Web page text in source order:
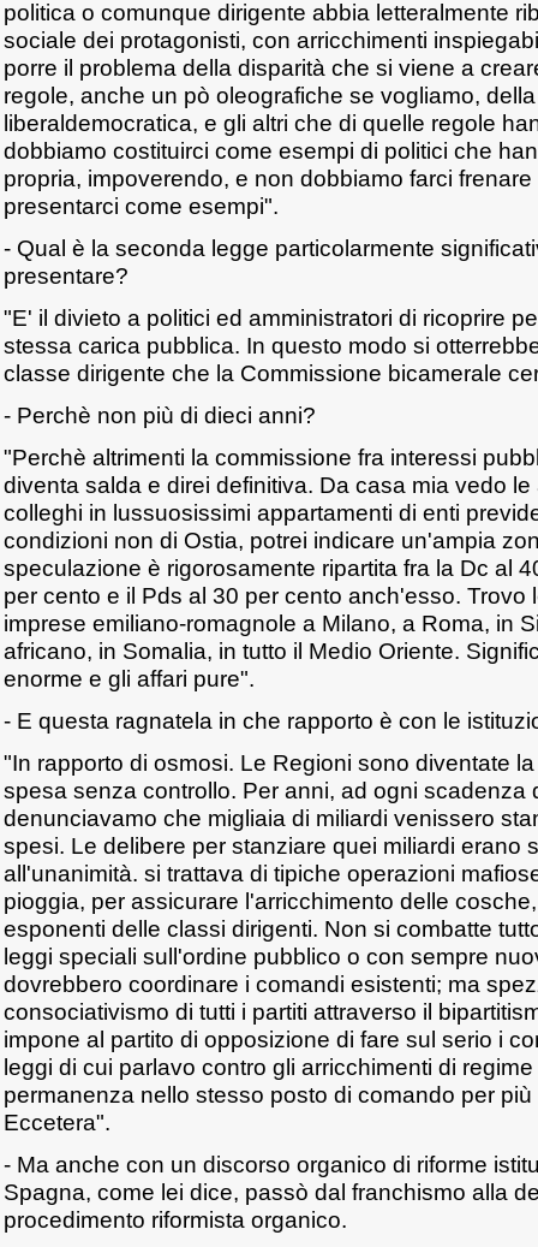
politica o comunque dirigente abbia letteralmente
sociale dei protagonisti, con arricchimenti
porre il problema della disparità che si viene a
regole, anche un pò oleografiche se vogliamo,
liberaldemocratica, e gli altri che di quelle regole
dobbiamo costituirci come esempi di politici che
propria, impoverendo, e non dobbiamo farci
presentarci come esempi".
- Qual è la seconda legge particolarmente
presentare?
"E' il divieto a politici ed amministratori di ricoprire
stessa carica pubblica. In questo modo si
classe dirigente che la Commissione bicamerale
- Perchè non più di dieci anni?
"Perchè altrimenti la commissione fra interessi
diventa salda e direi definitiva. Da casa mia vedo
colleghi in lussuosissimi appartamenti di enti
condizioni non di Ostia, potrei indicare un'ampia
speculazione è rigorosamente ripartita fra la Dc al
per cento e il Pds al 30 per cento anch'esso. Trovo
imprese emiliano-romagnole a Milano, a Roma, in
africano, in Somalia, in tutto il Medio Oriente.
enorme e gli affari pure".
- E questa ragnatela in che rapporto è con le
"In rapporto di osmosi. Le Regioni sono diventate
spesa senza controllo. Per anni, ad ogni scadenza
denunciavamo che migliaia di miliardi venissero
spesi. Le delibere per stanziare quei miliardi erano
all'unanimità. si trattava di tipiche operazioni
pioggia, per assicurare l'arricchimento delle
esponenti delle classi dirigenti. Non si combatte
leggi speciali sull'ordine pubblico o con sempre
dovrebbero coordinare i comandi esistenti; ma
consociativismo di tutti i partiti attraverso il
impone al partito di opposizione di fare sul serio i
leggi di cui parlavo contro gli arricchimenti di
permanenza nello stesso posto di comando per
Eccetera".
- Ma anche con un discorso organico di riforme
Spagna, come lei dice, passò dal franchismo alla
procedimento riformista organico.